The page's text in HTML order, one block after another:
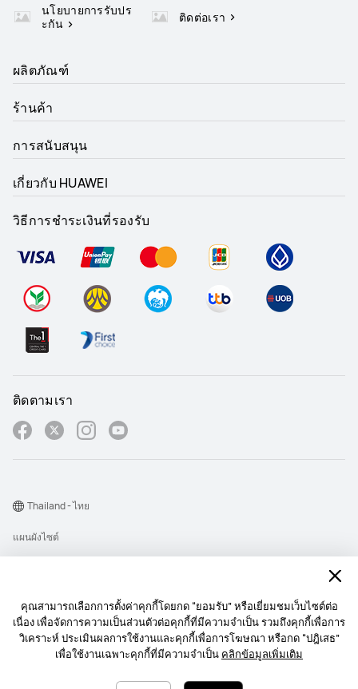
คุณสามารถเลือกการตั้งค่าคุกกี้โดยกด “ยอมรับ” หรือเยี่ยมชมเว็บไซต์ต่อ
เนื่อง เพื่อจัดการความเป็นส่วนตัวต่อคุกกี้ที่มีความจำเป็น รวมถึงคุกกี้เพื่อการ
วิเคราะห์ ประเมินผลการใช้งานและคุกกี้เพื่อการโฆษณา หรือกด “ปฎิเสธ”
เพื่อใช้งานเฉพาะคุกกี้ที่มีความจำเป็น คลิกข้อมูลเพิ่มเติม
นโยบายการรับปร
ะกัน
ติดต่อเรา
ผลิตภัณฑ์
ร้านค้า
การสนับสนุน
เกี่ยวกับ HUAWEI
วิธีการชำระเงินที่รองรับ
ติดตามเรา
Copyright © 1998-2026 Huawei Device Co., Ltd. สงวนลิขสิทธิ์.
แผนผังไซต์
Cookie
นโยบายการส่งการแจ้งเตื อนบนเว็บไซต์
Thailand - ไทย